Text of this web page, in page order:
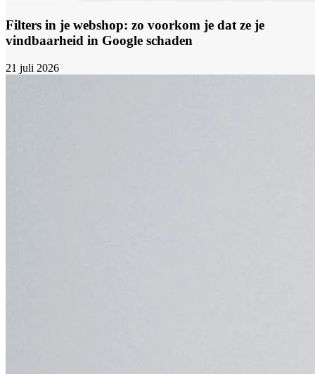
Filters in je webshop: zo voorkom je dat ze je
vindbaarheid in Google schaden
21 juli 2026